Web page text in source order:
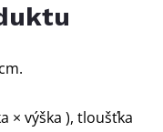
× výška ), tloušťka